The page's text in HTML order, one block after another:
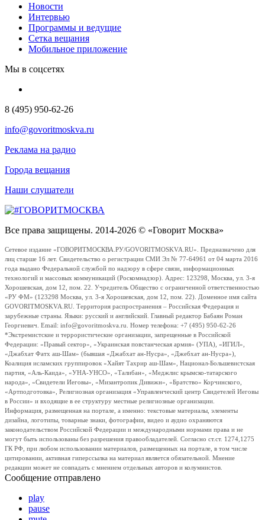
Новости
Интервью
Программы и ведущие
Сетка вещания
Мобильное приложение
Мы в соцсетях
8 (495) 950-62-26
info@govoritmoskva.ru
Реклама на радио
Города вещания
Наши слушатели
Все права защищены. 2014-2026 © «Говорит Москва»
Сетевое издание «ГОВОРИТМОСКВА.РУ/GOVORITMOSKVA.RU». Предназначено для
лиц старше 16 лет. Свидетельство о регистрации СМИ Эл № 77-64961 от 04 марта 2016
года выдано Федеральной службой по надзору в сфере связи, информационных
технологий и массовых коммуникаций (Роскомнадзор). Адрес: 123298, Москва, ул. 3-я
Хорошевская, дом 12, пом. 22. Учредитель Общество с ограниченной ответственностью
«РУ ФМ» (123298 Москва, ул. 3-я Хорошевская, дом 12, пом. 22). Доменное имя сайта
GOVORITMOSKVA.RU. Территория распространения – Российская Федерация и
зарубежные страны. Языки: русский и английский. Главный редактор Бабаян Роман
Георгиевич. Email: info@govoritmoskva.ru. Номер телефона: +7 (495) 950-62-26
*Экстремистские и террористические организации, запрещенные в Российской
Федерации: «Правый сектор», «Украинская повстанческая армия» (УПА), «ИГИЛ»,
«Джабхат Фатх аш-Шам» (бывшая «Джабхат ан-Нусра», «Джебхат ан-Нусра»),
Коалиция исламских группировок «Хайят Тахрир аш-Шам», Национал-Большевистская
партия, «Аль-Каида», «УНА-УНСО», «Талибан», «Меджлис крымско-татарского
народа», «Свидетели Иеговы», «Мизантропик Дивижн», «Братство» Корчинского,
«Артподготовка», Религиозная организация «Управленческий центр Свидетелей Иеговы
в России» и входящие в ее структуру местные религиозные организации.
Информация, размещенная на портале, а именно: текстовые материалы, элементы
дизайна, логотипы, товарные знаки, фотографии, видео и аудио охраняются
законодательством Российской Федерации и международными нормами права и не
могут быть использованы без разрешения правообладателей. Согласно ст.ст. 1274,1275
ГК РФ, при любом использовании материалов, размещенных на портале, в том числе
цитировании, активная гиперссылка на материал является обязательной. Мнение
редакции может не совпадать с мнением отдельных авторов и колумнистов.
Сообщение отправлено
play
pause